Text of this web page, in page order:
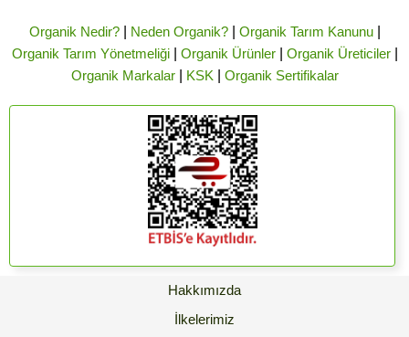
Organik Nedir?| Neden Organik?| Organik Tarım Kanunu|
Organik Tarım Yönetmeliği| Organik Ürünler| Organik Üreticiler|
Organik Markalar| KSK Organik Sertifikalar
Hakkımızda
İlkelerimiz